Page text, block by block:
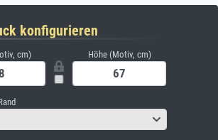
konfigurieren
cm) Höhe (Motiv, cm)